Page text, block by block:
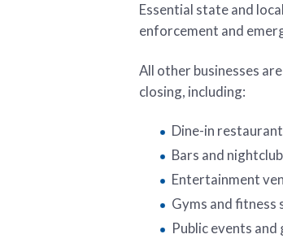
Essential state and
enforcement and
All other businesses
closing, including:
Dine-in
Bars and
Entertainment
Gyms and fitness
Public events